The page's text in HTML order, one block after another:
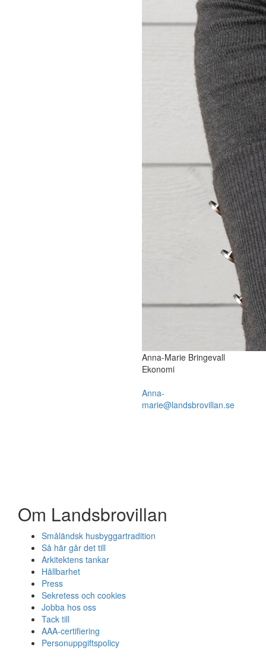
Anna-Marie Bringevall
Ekonomi
Anna-
marie@landsbrovillan.se
Om Landsbrovillan
Småländsk husbyggartradition
Så här går det till
Arkitektens tankar
Hållbarhet
Press
Sekretess och cookies
Jobba hos oss
Tack till
AAA-certifiering
Personuppgiftspolicy